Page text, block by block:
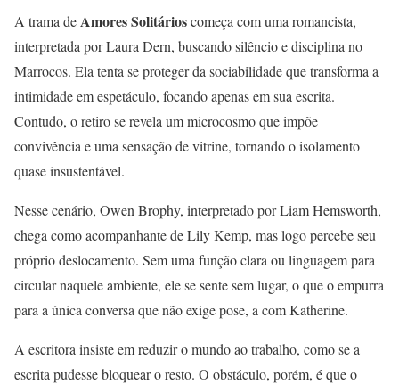
A trama deAmores Solitárioscomeça com uma romancista,
interpretada por Laura Dern, buscando silêncio e disciplina no
Marrocos. Ela tenta se proteger da sociabilidade que transforma a
intimidade em espetáculo, focando apenas em sua escrita.
Contudo, o retiro se revela um microcosmo que impõe
convivência e uma sensação de vitrine, tornando o isolamento
quase insustentável.
Nesse cenário, Owen Brophy, interpretado por Liam Hemsworth,
chega como acompanhante de Lily Kemp, mas logo percebe seu
próprio deslocamento. Sem uma função clara ou linguagem para
circular naquele ambiente, ele se sente sem lugar, o que o empurra
para a única conversa que não exige pose, a com Katherine.
A escritora insiste em reduzir o mundo ao trabalho, como se a
escrita pudesse bloquear o resto. O obstáculo, porém, é que o